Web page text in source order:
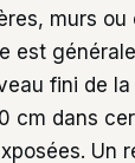
murs ou
est
fini de
cm dans
Un